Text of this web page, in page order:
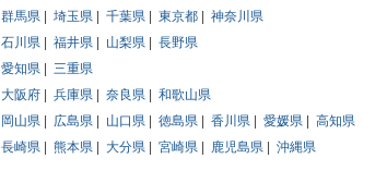
群馬県 埼玉県 千葉県 東京都
神奈川県
石川県 福井県 山梨県
長野県
愛知県
三重県
大阪府 兵庫県 奈良県
和歌山県
岡山県 広島県 山口県 徳島県 香川県 愛媛県
高知県
長崎県 熊本県 大分県 宮崎県 鹿児島県
沖縄県